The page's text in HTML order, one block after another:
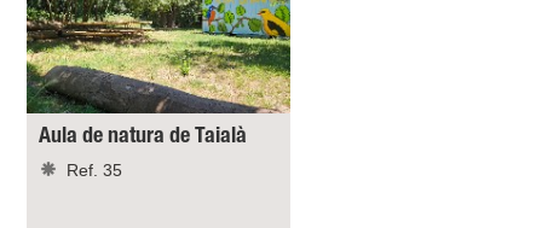
Aula de natura de Taialà
Ref. 35